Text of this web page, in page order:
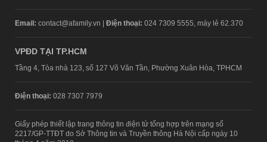
Email: contact@afamily.vn | Điện thoại: 024 7309 5555, máy lẻ 62.370
VPĐD TẠI TP.HCM
Tầng 4, Tòa nhà 123, số 127 Võ Văn Tần, Phường Xuân Hòa, TPHCM
Điện thoại: 028 7307 7979
Giấy phép thiết lập trang thông tin điện tử tổng hợp trên mạng số
2217/GP-TTĐT do Sở Thông tin và Truyền thông Hà Nội cấp ngày 10